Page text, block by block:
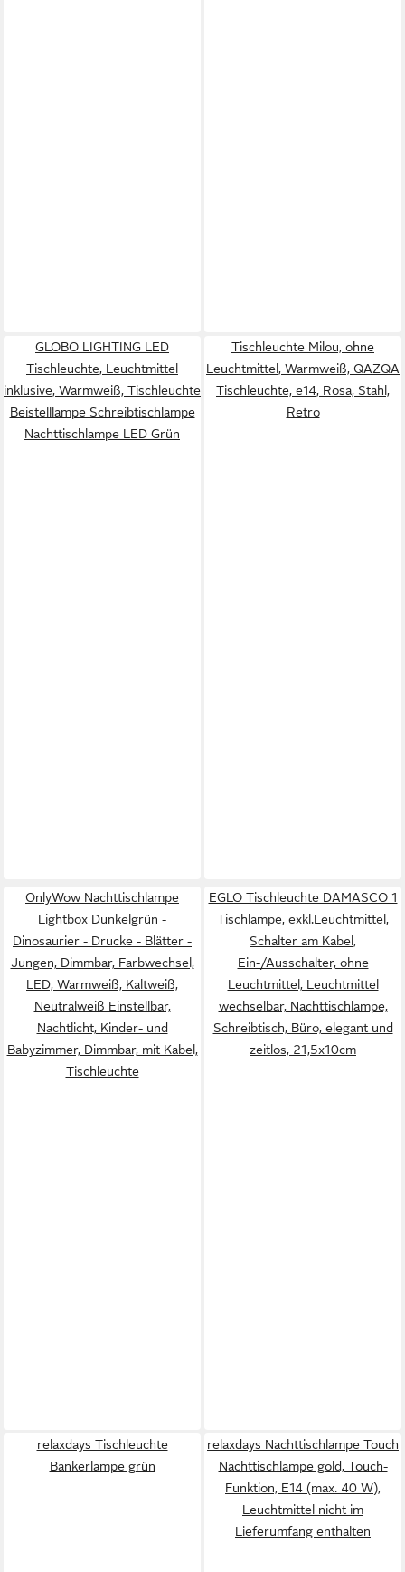
GLOBO LIGHTING LED
Tischleuchte, Leuchtmittel
inklusive, Warmweiß, Tischleuchte
Beistelllampe Schreibtischlampe
Nachttischlampe LED Grün
Tischleuchte Milou, ohne
Leuchtmittel, Warmweiß, QAZQA
Tisch­leuchte, e14, Rosa, Stahl,
Retro
OnlyWow Nachttischlampe
Lightbox Dunkelgrün -
Dinosaurier - Drucke - Blätter -
Jungen, Dimmbar, Farbwechsel,
LED, Warmweiß, Kaltweiß,
Neutralweiß Einstellbar,
Nachtlicht, Kinder- und
Babyzimmer, Dimmbar, mit Kabel,
Tischleuchte
EGLO Tischleuchte DAMASCO 1
Tischlampe, exkl.Leuchtmittel,
Schalter am Kabel,
Ein-/Ausschalter, ohne
Leuchtmittel, Leuchtmittel
wechselbar, Nachttischlampe,
Schreibtisch, Büro, elegant und
zeitlos, 21,5x10cm
relaxdays Tischleuchte
Bankerlampe grün
relaxdays Nachttischlampe Touch
Nachttischlampe gold, Touch-
Funktion, E14 (max. 40 W),
Leuchtmittel nicht im
Lieferumfang enthalten